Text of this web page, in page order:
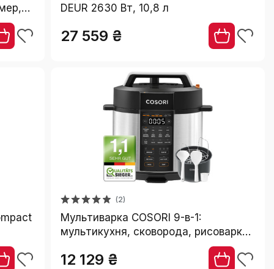
DEUR 2630 Вт, 10,8 л
27 559 ₴
(2)
Мультиварка COSORI 9-в-1:
мультикухня, сковорода, рисоварка,
пароварка, йогуртниця, су-від, 5.7л,
нержавіюча сталь
12 129 ₴